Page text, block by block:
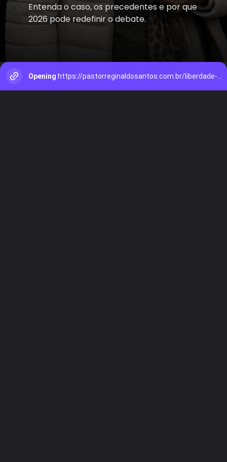
Entenda o caso, os precedentes e por que
2026 pode redefinir o debate.
Opening